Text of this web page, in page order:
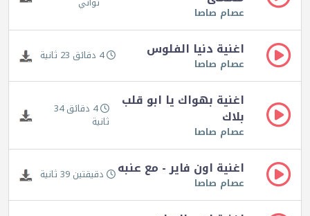
عصام صاصا
اغنية دنيا الفلوس
عصام صاصا 4 دقائق 23 ثانية
اغنية بهواك يا ابو قلب
بلاك
عصام صاصا
4 دقائق 34
ثانية
اغنية اون فاير - مع عنبه
عصام صاصا دقيقتين 39 ثانية